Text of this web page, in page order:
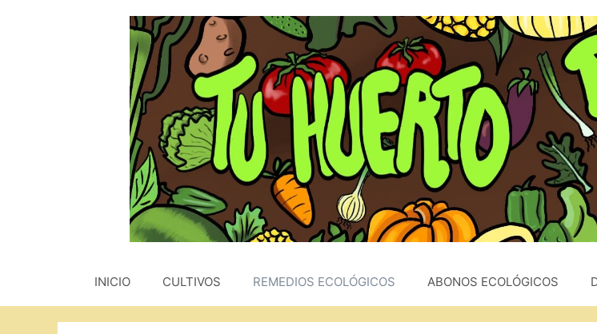
INICIO CULTIVOS REMEDIOS ECOLÓGICOS ABONOS ECOLÓGICOS